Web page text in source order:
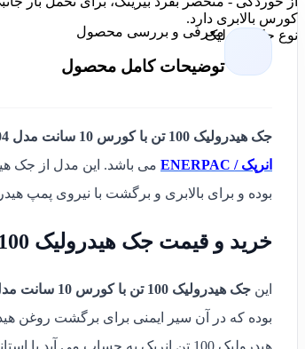
کورس بالابری دارد.
نوع جک
هیدرولیکمعرفی و بررسی محصول
توضیحات کامل محصول
جک هیدرولیک 100 تن با کورس 10 سانت مدل CLRG-1004 انرپک
انرپک / ENERPAC
می باشد. این مدل از جک
بوده و برای بالابری و برگشت با نیروی پمپ
خرید و قیمت جک هیدرولیک 100 تن با کورس 10 سانت مدل CLRG-1004 انرپک
این جک هیدرولیک 100 تن با کورس 10 سانت مدل CLRG-1004 انرپک
بوده که در آن سیر ایمنی برای برگشت روغن